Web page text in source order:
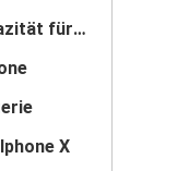
Batterie mit hoher Kapazität für Iphone
X